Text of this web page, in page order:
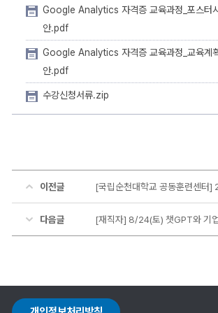
Google Analytics 자격증 교육과정_포스터시
안.pdf
Google Analytics 자격증 교육과정_교육계
안.pdf
수강신청서류.zip
이전글 [국립순천대학교 공동훈련센터] 2025년
다음글 [재직자] 8/24(토) 챗GPT와 기업데이터